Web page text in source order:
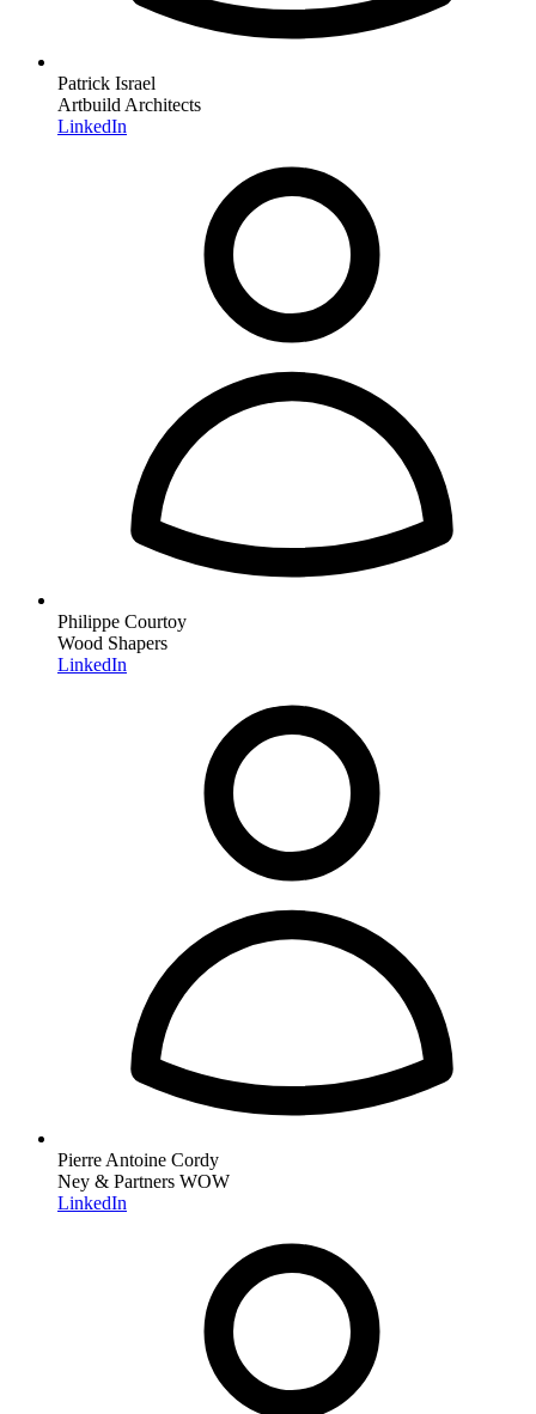
Patrick Israel
Artbuild Architects
LinkedIn
Philippe Courtoy
Wood Shapers
LinkedIn
Pierre Antoine Cordy
Ney & Partners WOW
LinkedIn